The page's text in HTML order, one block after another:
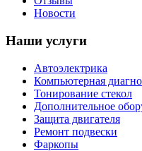
Новости
Наши услуги
Автоэлектрика
Компьютерная
Тонирование стекол
Дополнительное
Защита двигателя
Ремонт подвески
Фаркопы